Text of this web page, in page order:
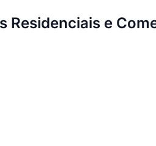
Residenciais e